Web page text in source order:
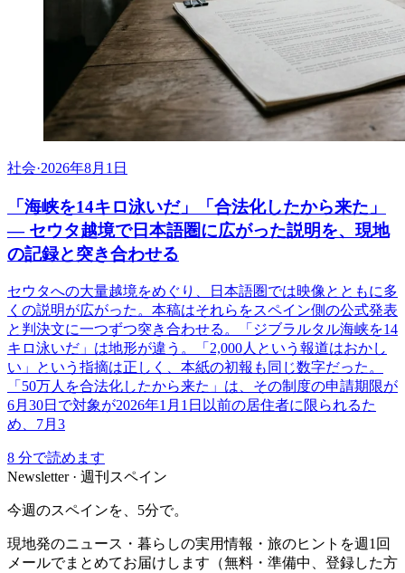
社会·2026年8月1日
「海峡を14キロ泳いだ」「合法化したから来た」
― セウタ越境で日本語圏に広がった説明を、現地
の記録と突き合わせる
セウタへの大量越境をめぐり、日本語圏では映像とともに多
くの説明が広がった。本稿はそれらをスペイン側の公式発表
と判決文に一つずつ突き合わせる。「ジブラルタル海峡を14
キロ泳いだ」は地形が違う。「2,000人という報道はおかし
い」という指摘は正しく、本紙の初報も同じ数字だった。
「50万人を合法化したから来た」は、その制度の申請期限が
6月30日で対象が2026年1月1日以前の居住者に限られるた
め、7月3
8 分で読めます
Newsletter · 週刊スペイン
今週のスペインを、5分で。
現地発のニュース・暮らしの実用情報・旅のヒントを週1回
メールでまとめてお届けします（無料・準備中、登録した方